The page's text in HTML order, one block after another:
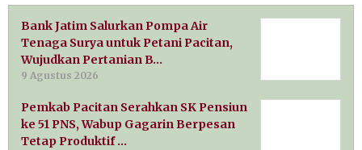
Bank Jatim Salurkan Pompa Air
Tenaga Surya untuk Petani Pacitan,
Wujudkan Pertanian B…
9 Agustus 2026
Pemkab Pacitan Serahkan SK Pensiun
ke 51 PNS, Wabup Gagarin Berpesan
Tetap Produktif …